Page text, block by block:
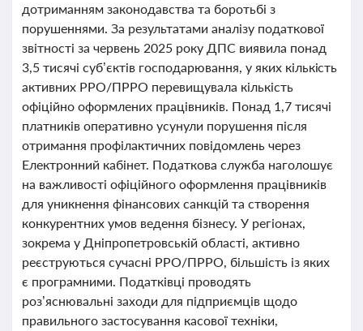
дотриманням законодавства та боротьбі з
порушеннями. За результатами аналізу податкової
звітності за червень 2025 року ДПС виявила понад
3,5 тисячі суб’єктів господарювання, у яких кількість
активних РРО/ПРРО перевищувала кількість
офіційно оформлених працівників. Понад 1,7 тисячі
платників оперативно усунули порушення після
отримання профілактичних повідомлень через
Електронний кабінет. Податкова служба наголошує
на важливості офіційного оформлення працівників
для уникнення фінансових санкцій та створення
конкурентних умов ведення бізнесу. У регіонах,
зокрема у Дніпропетровській області, активно
реєструються сучасні РРО/ПРРО, більшість із яких
є програмними. Податківці проводять
роз’яснювальні заходи для підприємців щодо
правильного застосування касової техніки,